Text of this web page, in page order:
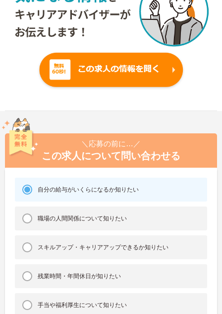
＼応募の前に…／
この求人について問い合わせる
自分の給与がいくらになるか知りたい
職場の人間関係について知りたい
スキルアップ・キャリアアップできるか知りたい
残業時間・年間休日が知りたい
手当や福利厚生について知りたい